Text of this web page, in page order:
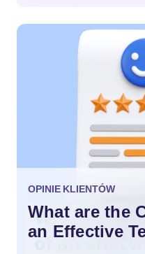
OPINIE KLIENTÓW
What are the
an Effective